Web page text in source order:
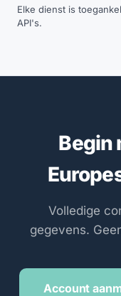
Elke dienst is
API's.
Begin
Volledige
gegevens.
Account